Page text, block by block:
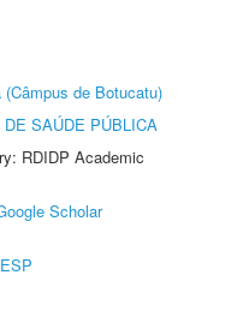
de Botucatu)
DE SAÚDE PÚBLICA
RDIDP Academic
Scholar